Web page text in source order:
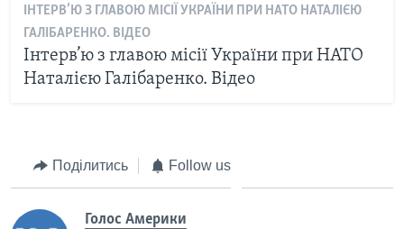
ІНТЕРВ’Ю З ГЛАВОЮ МІСІЇ УКРАЇНИ ПРИ НАТО НАТАЛІЄЮ
ГАЛІБАРЕНКО. ВІДЕО
Інтерв’ю з главою місії України при НАТО
Наталією Галібаренко. Відео
Поділитись Follow us
Голос Америки